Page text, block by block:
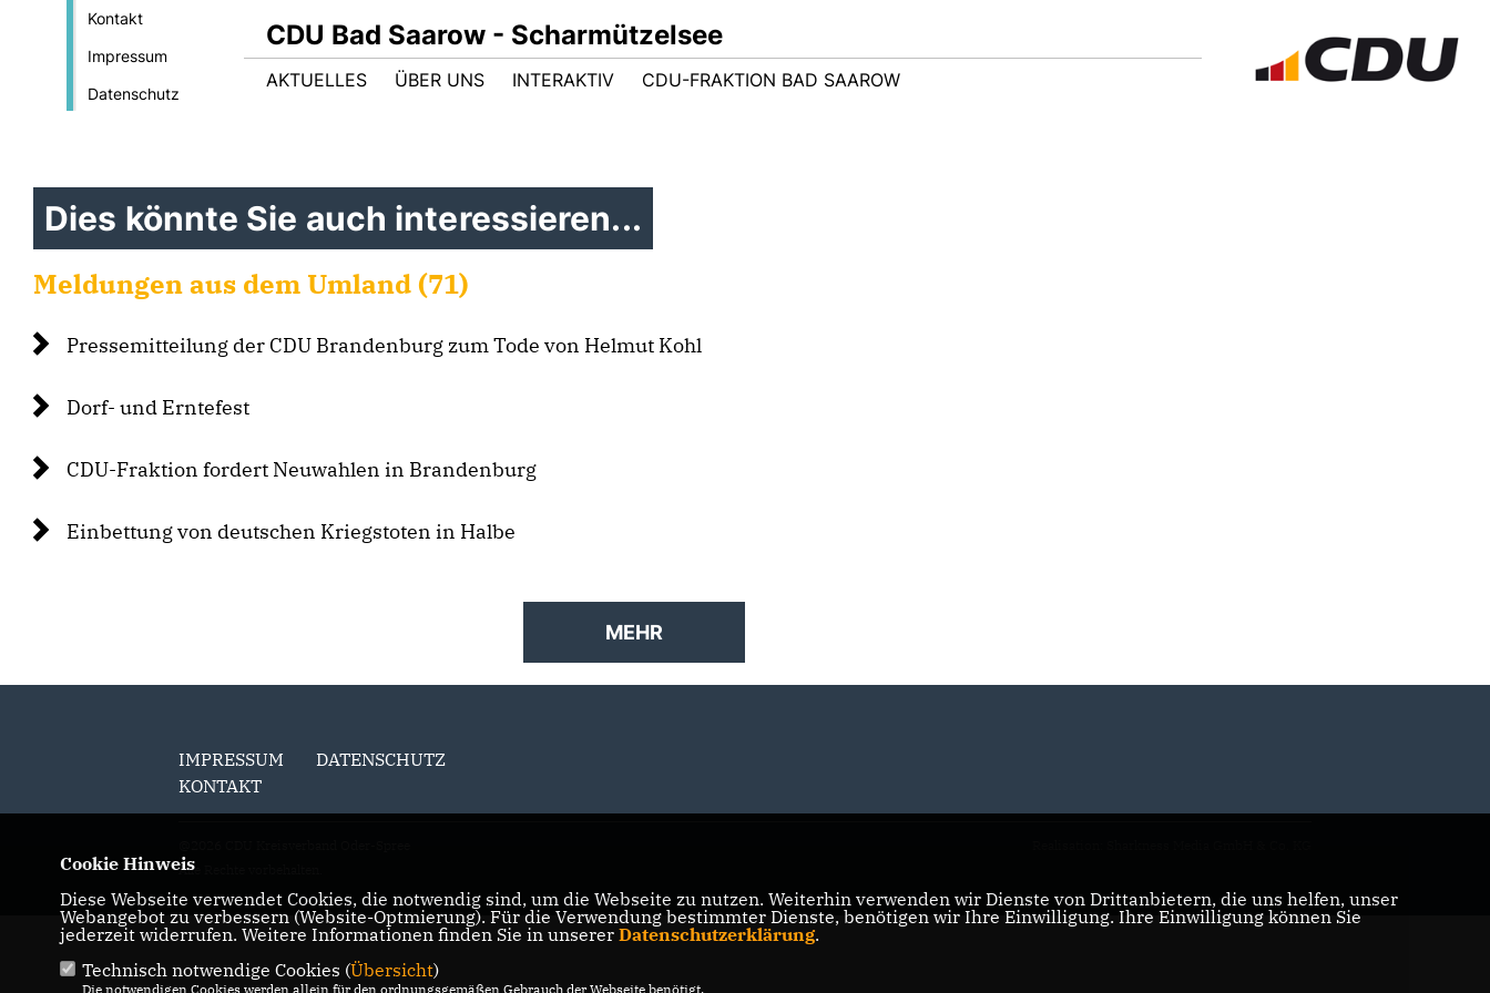
Kontakt
Impressum
Datenschutz
CDU Bad Saarow - Scharmützelsee
AKTUELLES ÜBER UNS INTERAKTIV CDU-FRAKTION BAD SAAROW
Dies könnte Sie auch interessieren...
Meldungen aus dem Umland (71)
Pressemitteilung der CDU Brandenburg zum Tode von Helmut Kohl
Dorf- und Erntefest
CDU-Fraktion fordert Neuwahlen in Brandenburg
Einbettung von deutschen Kriegstoten in Halbe
MEHR
IMPRESSUM
DATENSCHUTZ
KONTAKT
Alle Rechte vorbehalten.
Cookie Hinweis
Diese Webseite verwendet Cookies, die notwendig sind, um die Webseite zu nutzen. Weiterhin verwenden wir Dienste von Drittanbietern, die uns helfen, unser
Webangebot zu verbessern (Website-Optmierung). Für die Verwendung bestimmter Dienste, benötigen wir Ihre Einwilligung. Ihre Einwilligung können Sie
jederzeit widerrufen. Weitere Informationen finden Sie in unserer Datenschutzerklärung.
Technisch notwendige Cookies (Übersicht)
Die notwendigen Cookies werden allein für den ordnungsgemäßen Gebrauch der Webseite benötigt.